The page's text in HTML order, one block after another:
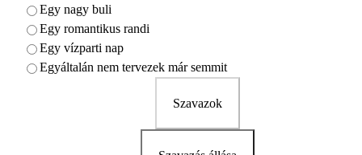
Egy nagy buli
Egy romantikus randi
Egy vízparti nap
Egyáltalán nem tervezek már semmit
Szavazok